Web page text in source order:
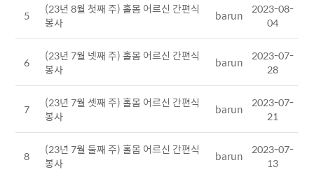
5
(23년 8월 첫째 주) 홀몸 어르신 간편식
봉사
barun
2023-08-
04
6
(23년 7월 넷째 주) 홀몸 어르신 간편식
봉사
barun
2023-07-
28
7
(23년 7월 셋째 주) 홀몸 어르신 간편식
봉사
barun
2023-07-
21
8
(23년 7월 둘째 주) 홀몸 어르신 간편식
봉사
barun
2023-07-
13